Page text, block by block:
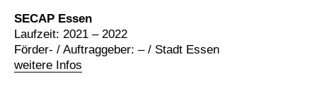
SECAP Essen
weitere Infos
Laufzeit: 2021 – 2022
Förder- / Auftraggeber: – / Stadt Essen